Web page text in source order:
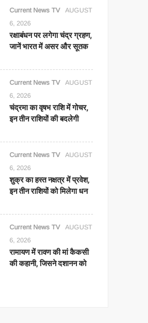
Current News TV
AUGUST
6, 2026
रक्षाबंधन पर लगेगा चंद्र ग्रहण,
जानें भारत में असर और सूतक
Current News TV
AUGUST
6, 2026
चंद्रमा का वृषभ राशि में गोचर,
इन तीन राशियों की बदलेगी
Current News TV
AUGUST
6, 2026
शुक्र का हस्त नक्षत्र में प्रवेश,
इन तीन राशियों को मिलेगा धन
Current News TV
AUGUST
6, 2026
रामायण में रावण की मां कैकसी
की कहानी, जिसने दशानन को